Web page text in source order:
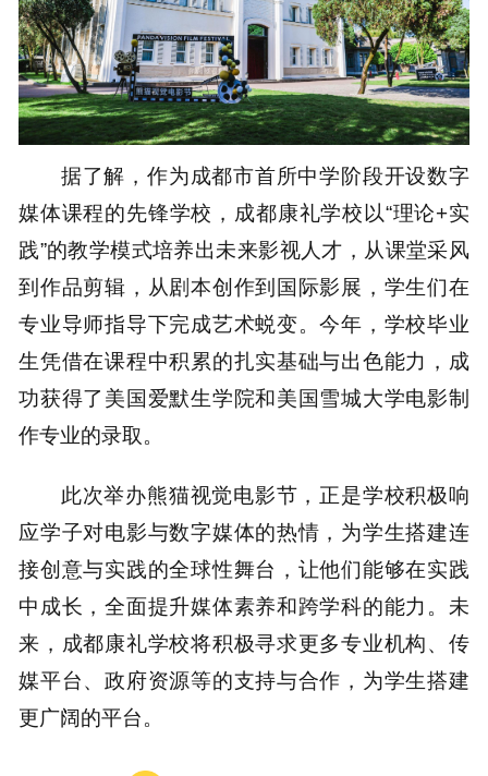
据了解，作为成都市首所中学阶段开设数字
媒体课程的先锋学校，成都康礼学校以“理论+实
践”的教学模式培养出未来影视人才，从课堂采风
到作品剪辑，从剧本创作到国际影展，学生们在
专业导师指导下完成艺术蜕变。今年，学校毕业
生凭借在课程中积累的扎实基础与出色能力，成
功获得了美国爱默生学院和美国雪城大学电影制
作专业的录取。
此次举办熊猫视觉电影节，正是学校积极响
应学子对电影与数字媒体的热情，为学生搭建连
接创意与实践的全球性舞台，让他们能够在实践
中成长，全面提升媒体素养和跨学科的能力。未
来，成都康礼学校将积极寻求更多专业机构、传
媒平台、政府资源等的支持与合作，为学生搭建
更广阔的平台。